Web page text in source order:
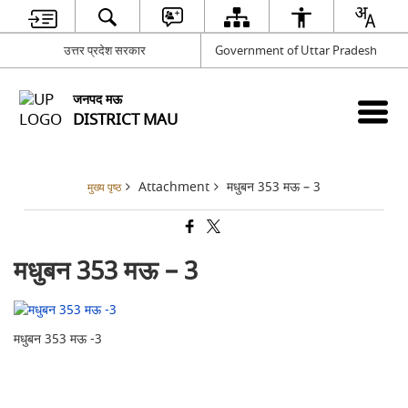
उत्तर प्रदेश सरकार Government of Uttar Pradesh
जनपद मऊ
DISTRICT MAU
मुख्य पृष्ठ Attachment मधुबन 353 मऊ – 3
मधुबन 353 मऊ – 3
मधुबन 353 मऊ -3